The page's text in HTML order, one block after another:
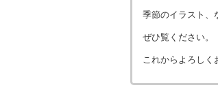
季節のイラスト、
ぜひ覧ください。
これからよろしく